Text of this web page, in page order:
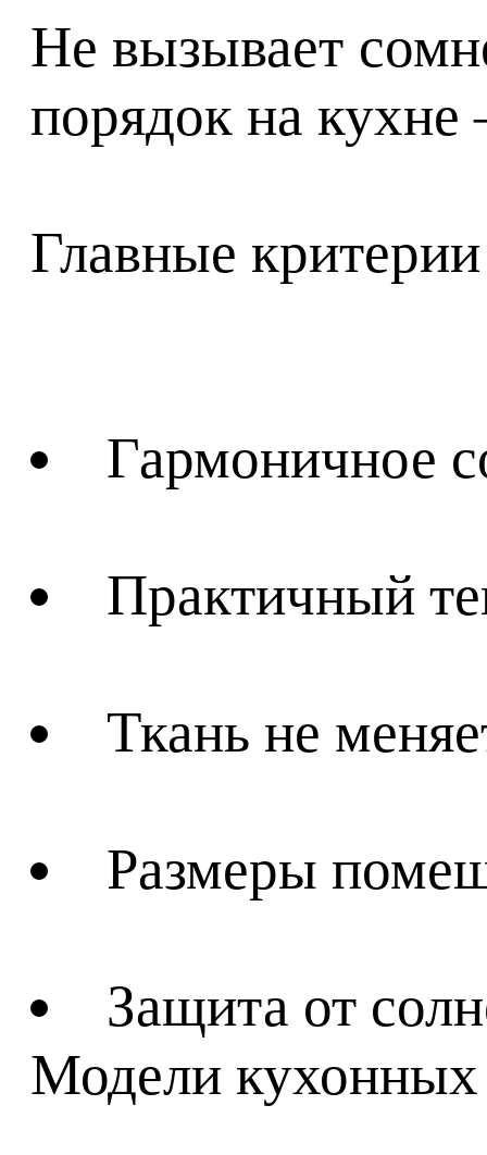
Не вызывает
порядок на
Главные
Гармоничное
Практичный
Ткань не
Размеры
Защита от
Модели кухонных